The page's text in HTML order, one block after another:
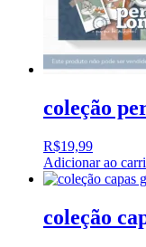
coleção
R$19,99
Adicionar ao
coleção